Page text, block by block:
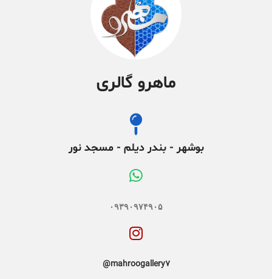
ماهرو گالری
بوشهر - بندر دیلم - مسجد نور
۰۹۳۹۰۹۷۴۹۰۵
mahroogallery7@